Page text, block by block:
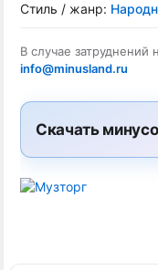
Стиль / жанр:
В случае
info@minusland.ru
Скачать